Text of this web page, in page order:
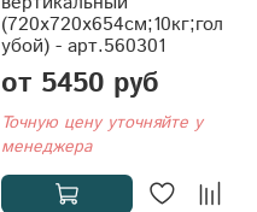
(720x720x654см;10кг;гол
убой) - арт.560301
от 5450 руб
Точную цену уточняйте у
менеджера